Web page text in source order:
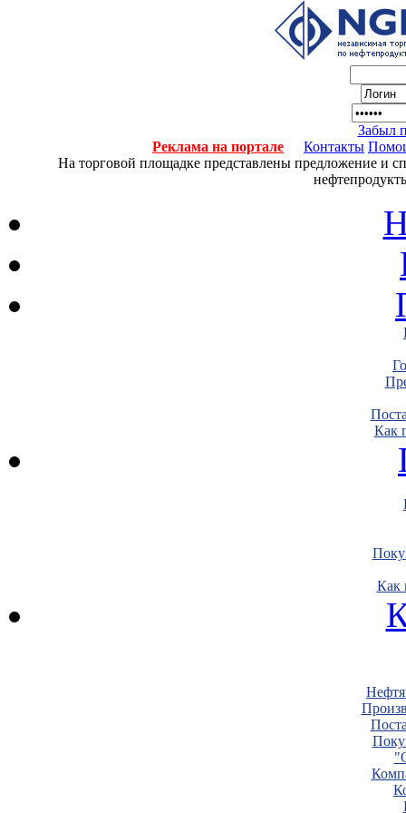
Забыл
Реклама на портале
Контакты
На торговой площадке представлены предложение и
Как
Как